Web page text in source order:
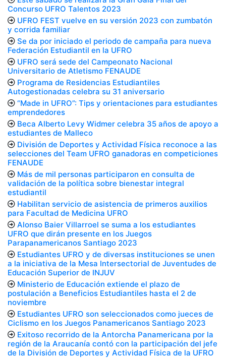
Concurso UFRO Talentos 2023
UFRO FEST vuelve en su versión 2023 con zumbatón
y corrida familiar
Se da por iniciado el periodo de campaña para nueva
Federación Estudiantil en la UFRO
UFRO será sede del Campeonato Nacional
Universitario de Atletismo FENAUDE
Programa de Residencias Estudiantiles
Autogestionadas celebra su 31 aniversario
“Made in UFRO”: Tips y orientaciones para estudiantes
emprendedores
Beca Alberto Levy Widmer celebra 35 años de apoyo a
estudiantes de Malleco
División de Deportes y Actividad Física reconoce a las
selecciones del Team UFRO ganadoras en competiciones
FENAUDE
Más de mil personas participaron en consulta de
validación de la política sobre bienestar integral
estudiantil
Habilitan servicio de asistencia de primeros auxilios
para Facultad de Medicina UFRO
Alonso Baier Villarroel se suma a los estudiantes
UFRO que dirán presente en los Juegos
Parapanamericanos Santiago 2023
Estudiantes UFRO y de diversas instituciones se unen
a la iniciativa de la Mesa Intersectorial de Juventudes de
Educación Superior de INJUV
Ministerio de Educación extiende el plazo de
postulación a Beneficios Estudiantiles hasta el 2 de
noviembre
Estudiantes UFRO son seleccionados como jueces de
Ciclismo en los Juegos Panamericanos Santiago 2023
Exitoso recorrido de la Antorcha Panamericana por la
región de la Araucanía contó con la participación del jefe
de la División de Deportes y Actividad Física de la UFRO